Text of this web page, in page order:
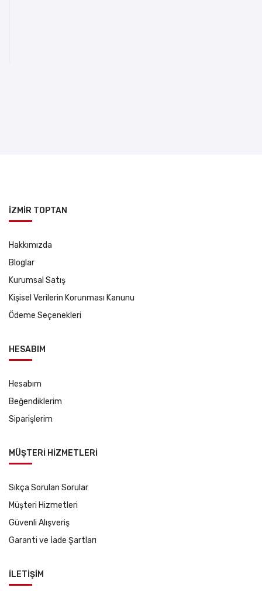
İZMİR TOPTAN
Hakkımızda
Bloglar
Kurumsal Satış
Kişisel Verilerin Korunması Kanunu
Ödeme Seçenekleri
HESABIM
Hesabım
Beğendiklerim
Siparişlerim
MÜŞTERİ HİZMETLERİ
Sıkça Sorulan Sorular
Müşteri Hizmetleri
Güvenli Alışveriş
Garanti ve İade Şartları
İLETİŞİM